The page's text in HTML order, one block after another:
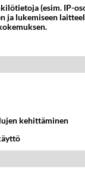
suosittu
(esim. IP-
ja lukemiseen
kehittäminen